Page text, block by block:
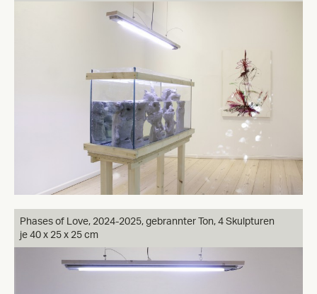
Phases of Love, 2024-2025, gebrannter Ton, 4 Skulpturen
je 40 x 25 x 25 cm